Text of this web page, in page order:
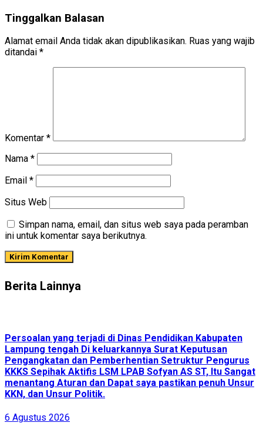
Tinggalkan Balasan
Alamat email Anda tidak akan dipublikasikan. Ruas yang wajib
ditandai *
Komentar *
Nama *
Email *
Situs Web
Simpan nama, email, dan situs web saya pada peramban
ini untuk komentar saya berikutnya.
Berita Lainnya
Persoalan yang terjadi di Dinas Pendidikan Kabupaten
Lampung tengah Di keluarkannya Surat Keputusan
Pengangkatan dan Pemberhentian Setruktur Pengurus
KKKS Sepihak Aktifis LSM LPAB Sofyan AS ST, Itu Sangat
menantang Aturan dan Dapat saya pastikan penuh Unsur
KKN, dan Unsur Politik.
6 Agustus 2026